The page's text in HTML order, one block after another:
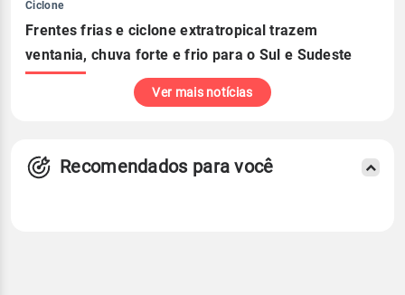
Ciclone
Frentes frias e ciclone extratropical trazem
ventania, chuva forte e frio para o Sul e Sudeste
Ver mais notícias
Recomendados para você